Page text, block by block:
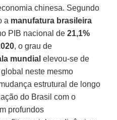
chinesa. Segundo
a manufatura brasileira
PIB nacional de 21,1%
, o grau de
mundial elevou-se de
neste mesmo
estrutural de longo
do Brasil com o
profundos